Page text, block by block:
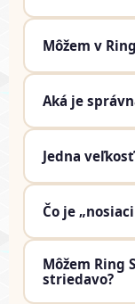
Môžem v
Aká je
Jedna
Čo je
Môžem Ring
striedavo?